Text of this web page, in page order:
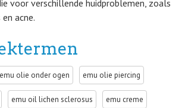
voor verschillende huidproblemen, zoals
acne.
emu olie onder ogen emu olie piercing
emu oil lichen sclerosus emu creme